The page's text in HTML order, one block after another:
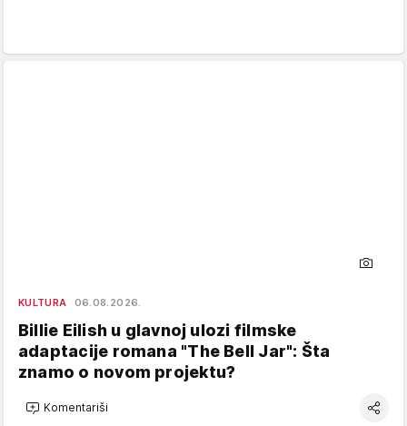
KULTURA 06.08.2026.
Billie Eilish u glavnoj ulozi filmske
adaptacije romana "The Bell Jar": Šta
znamo o novom projektu?
Komentariši